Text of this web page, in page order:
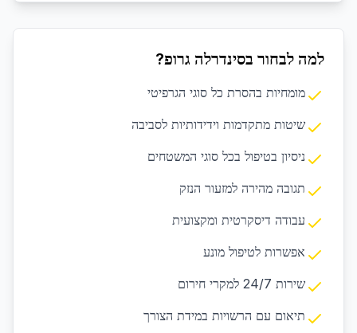
למה לבחור בסינדרלה גרופ?
מומחיות בהסרת כל סוגי הגרפיטי
שיטות מתקדמות וידידותיות לסביבה
ניסיון בטיפול בכל סוגי המשטחים
תגובה מהירה למזעור הנזק
עבודה דיסקרטית ומקצועית
אפשרות לטיפול מונע
שירות 24/7 למקרי חירום
תיאום עם הרשויות במידת הצורך